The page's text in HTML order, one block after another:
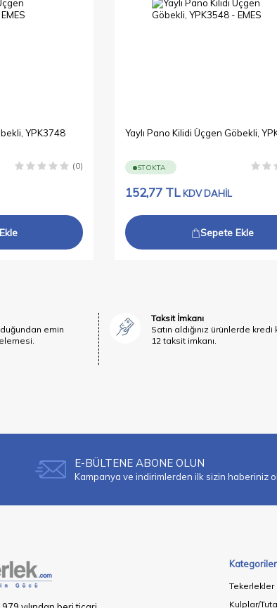
YPK3748
(0)
Yaylı Pano Kilidi Üçgen Göbekli,
STOKTA
152,77 TL KDV DAHİL
Sepete Ekle
emin
Taksit İmkanı
Satın aldığınız ürünlerde kredi
12 taksit imkanı.
E-BÜLTENE ABONE OLUN
Kampanya ve indirimlerden ilk sizin haberiniz
Kategoriler
Tekerlekler
Kulplar/